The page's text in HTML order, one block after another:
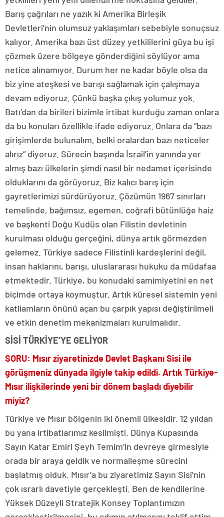
Barış çağrıları ne yazık ki Amerika Birleşik
Devletleri’nin olumsuz yaklaşımları sebebiyle sonuçsuz
kalıyor. Amerika bazı üst düzey yetkililerini güya bu işi
çözmek üzere bölgeye gönderdiğini söylüyor ama
netice alınamıyor. Durum her ne kadar böyle olsa da
biz yine ateşkesi ve barışı sağlamak için çalışmaya
devam ediyoruz. Çünkü başka çıkış yolumuz yok.
Batı’dan da birileri bizimle irtibat kurduğu zaman onlara
da bu konuları özellikle ifade ediyoruz. Onlara da “bazı
girişimlerde bulunalım, belki oralardan bazı neticeler
alırız” diyoruz. Sürecin başında İsrail’in yanında yer
almış bazı ülkelerin şimdi nasıl bir nedamet içerisinde
olduklarını da görüyoruz. Biz kalıcı barış için
gayretlerimizi sürdürüyoruz. Çözümün 1967 sınırları
temelinde, bağımsız, egemen, coğrafi bütünlüğe haiz
ve başkenti Doğu Kudüs olan Filistin devletinin
kurulması olduğu gerçeğini, dünya artık görmezden
gelemez. Türkiye sadece Filistinli kardeşlerini değil,
insan haklarını, barışı, uluslararası hukuku da müdafaa
etmektedir. Türkiye, bu konudaki samimiyetini en net
biçimde ortaya koymuştur. Artık küresel sistemin yeni
katliamların önünü açan bu çarpık yapısı değiştirilmeli
ve etkin denetim mekanizmaları kurulmalıdır.
SİSİ TÜRKİYE’YE GELİYOR
SORU: Mısır ziyaretinizde Devlet Başkanı Sisi ile
görüşmeniz dünyada ilgiyle takip edildi. Artık Türkiye-
Mısır ilişkilerinde yeni bir dönem başladı diyebilir
miyiz?
Türkiye ve Mısır bölgenin iki önemli ülkesidir. 12 yıldan
bu yana irtibatlarımız kesilmişti. Dünya Kupasında
Sayın Katar Emiri Şeyh Temim’in devreye girmesiyle
orada bir araya geldik ve normalleşme sürecini
başlatmış olduk. Mısır’a bu ziyaretimiz Sayın Sisi’nin
çok ısrarlı davetiyle gerçekleşti. Ben de kendilerine
Yüksek Düzeyli Stratejik Konsey Toplantımızın